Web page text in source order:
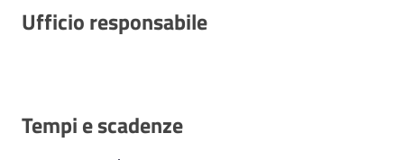
Ufficio responsabile
Tempi e scadenze